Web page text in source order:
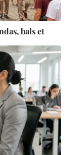
bals et